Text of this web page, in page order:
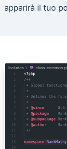
apparirà il tuo